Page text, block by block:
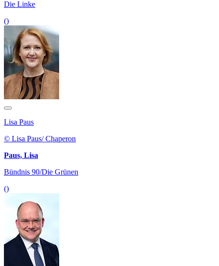
Die Linke
()
Lisa Paus
© Lisa Paus/ Chaperon
Paus, Lisa
Bündnis 90/Die Grünen
()